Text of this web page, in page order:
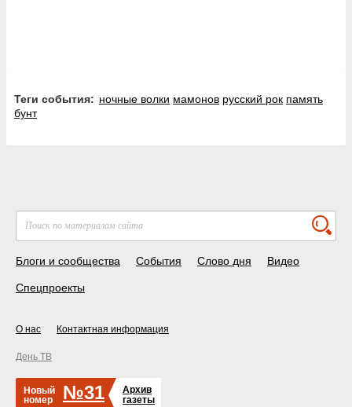
Теги события: ночные волки мамонов русский рок память
бунт
Блоги и сообщества События Слово дня Видео
Спецпроекты
О нас Контактная информация
День ТВ
Новый
номер
№31
Архив
газеты